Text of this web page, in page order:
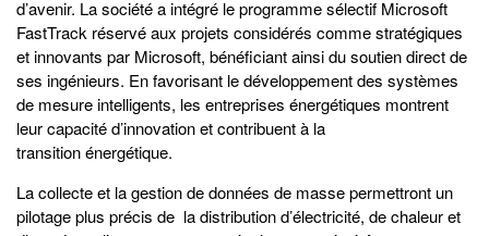
d’avenir. La société a intégré le programme sélectif Microsoft
FastTrack réservé aux projets considérés comme stratégiques
et innovants par Microsoft, bénéficiant ainsi du soutien direct de
ses ingénieurs. En favorisant le développement des systèmes
de mesure intelligents, les entreprises énergétiques montrent
leur capacité d’innovation et contribuent à la
transition énergétique.
La collecte et la gestion de données de masse permettront un
pilotage plus précis de la distribution d’électricité, de chaleur et